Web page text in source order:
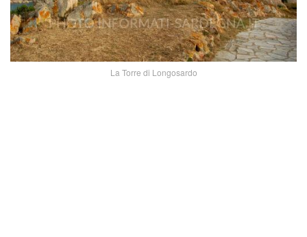
La Torre di Longosardo